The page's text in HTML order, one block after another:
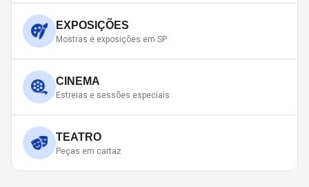
EXPOSIÇÕES
Mostras e exposições em SP
CINEMA
Estreias e sessões especiais
TEATRO
Peças em cartaz